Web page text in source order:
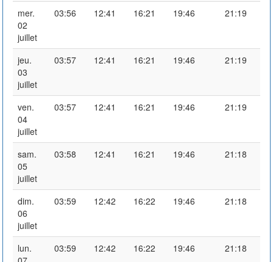
mer.
02
juillet
03:56 12:41 16:21 19:46 21:19
jeu.
03
juillet
03:57 12:41 16:21 19:46 21:19
ven.
04
juillet
03:57 12:41 16:21 19:46 21:19
sam.
05
juillet
03:58 12:41 16:21 19:46 21:18
dim.
06
juillet
03:59 12:42 16:22 19:46 21:18
lun.
03:59 12:42 16:22 19:46 21:18